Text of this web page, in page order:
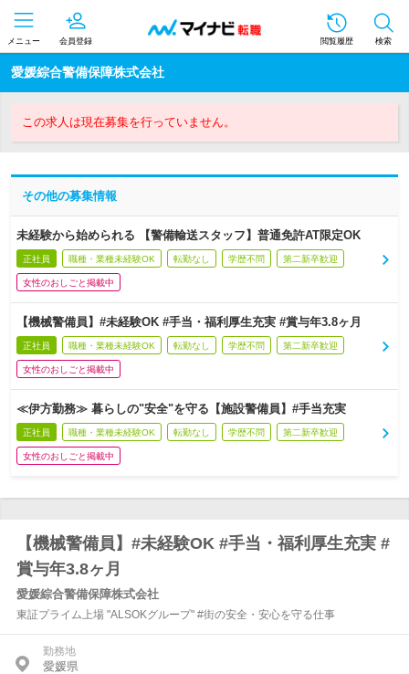
メニュー 会員登録 閲覧履歴 検索
愛媛綜合警備保障株式会社
この求人は現在募集を行っていません。
その他の募集情報
未経験から始められる 【警備輸送スタッフ】普通免許AT限定OK
正社員 職種・業種未経験OK 転勤なし 学歴不問 第二新卒歓迎
女性のおしごと掲載中
【機械警備員】#未経験OK #手当・福利厚生充実 #賞与年3.8ヶ月
正社員 職種・業種未経験OK 転勤なし 学歴不問 第二新卒歓迎
女性のおしごと掲載中
≪伊方勤務≫ 暮らしの"安全"を守る【施設警備員】#手当充実
正社員 職種・業種未経験OK 転勤なし 学歴不問 第二新卒歓迎
女性のおしごと掲載中
【機械警備員】#未経験OK #手当・福利厚生充実 #
賞与年3.8ヶ月
愛媛綜合警備保障株式会社
東証プライム上場 "ALSOKグループ" #街の安全・安心を守る仕事
勤務地
愛媛県